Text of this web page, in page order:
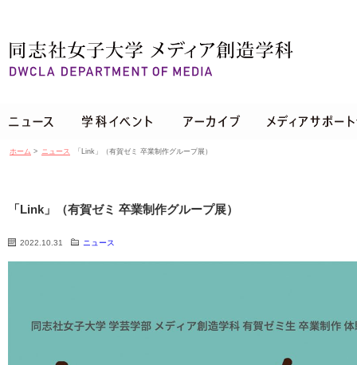
ホーム > ニュース 「Link」（有賀ゼミ 卒業制作グループ展）
「Link」（有賀ゼミ 卒業制作グループ展）
2022.10.31 ニュース